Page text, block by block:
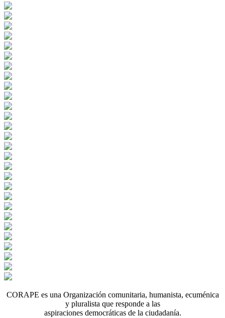
CORAPE es una Organización comunitaria, humanista, ecuménica
y pluralista que responde a las
aspiraciones democráticas de la ciudadanía.